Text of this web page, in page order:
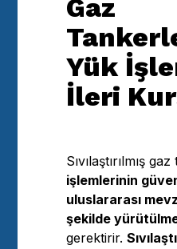
Gaz
Yük
İleri
Sıvılaştırılmış
işlemlerinin
uluslararası
şekilde
gerektirir.